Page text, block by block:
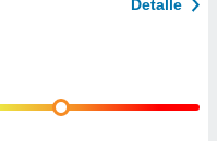
Detalle